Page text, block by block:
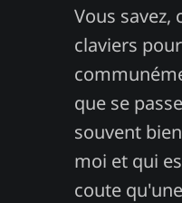
Vous savez,
claviers
que se
souvent
moi et qui
coute